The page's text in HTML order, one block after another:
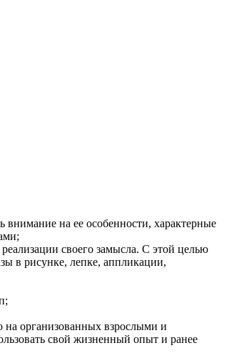
на ее особенности, характерные
своего замысла. С этой целью
в рисунке, лепке, аппликации,
на организованных взрослыми и
свой жизненный опыт и ранее